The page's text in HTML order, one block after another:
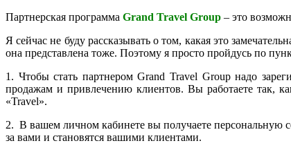
Партнерская программа Grand Travel Group – это
Я сейчас не буду рассказывать о том, какая это
она представлена тоже. Поэтому я просто пройдусь по
1. Чтобы стать партнером Grand Travel Group надо
продажам и привлечению клиентов. Вы работаете так,
«Travel».
2. В вашем личном кабинете вы получаете персональную
за вами и становятся вашими клиентами.